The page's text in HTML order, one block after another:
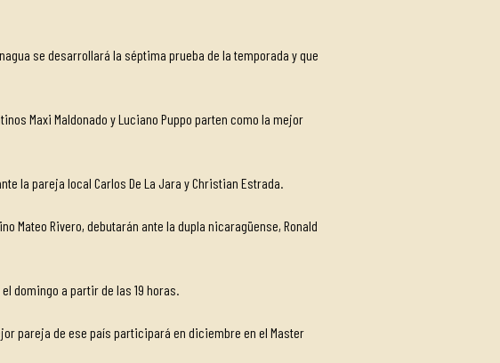
se desarrollará la séptima prueba de la temporada y que
Maxi Maldonado y Luciano Puppo parten como la mejor
la pareja local Carlos De La Jara y Christian Estrada.
Mateo Rivero, debutarán ante la dupla nicaragüense, Ronald
domingo a partir de las 19 horas.
pareja de ese país participará en diciembre en el Master